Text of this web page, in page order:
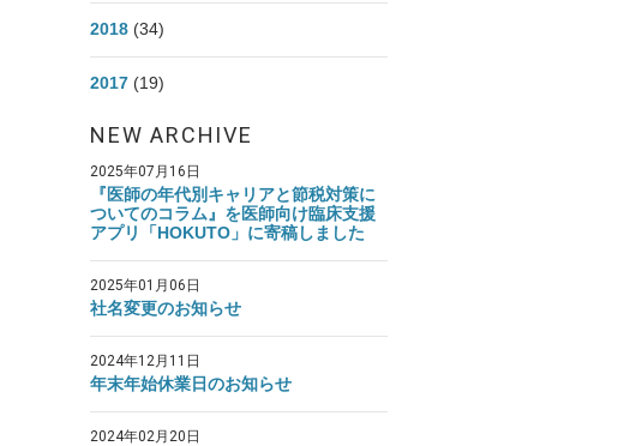
2018 (34)
2017 (19)
NEW ARCHIVE
2025年07月16日
『医師の年代別キャリアと節税対策に
ついてのコラム』を医師向け臨床支援
アプリ「HOKUTO」に寄稿しました
2025年01月06日
社名変更のお知らせ
2024年12月11日
年末年始休業日のお知らせ
2024年02月20日